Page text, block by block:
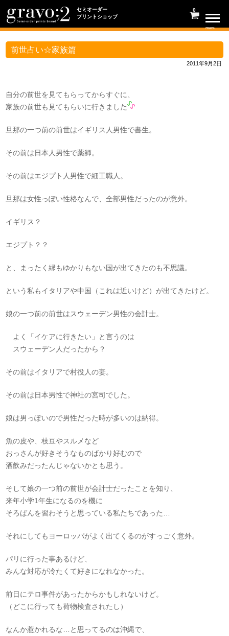
セミオーダー
プリントショップ
0
menu
前世占い☆家族篇
2011年9月2日
自分の前世を見てもらってからすぐに、
家族の前世も見てもらいに行きました
旦那の一つ前の前世はイギリス人男性で書生。
その前は日本人男性で薬師。
その前はエジプト人男性で細工職人。
旦那は女性っぽい性格なんで、全部男性だったのが意外。
イギリス？
エジプト？？
と、まったく縁もゆかりもない国が出てきたのも不思議。
という私もイタリアや中国（これは近いけど）が出てきたけど。
娘の一つ前の前世はスウェーデン男性の会計士。
よく「イケアに行きたい」と言うのは
スウェーデン人だったから？
その前はイタリアで村役人の妻。
その前は日本男性で神社の宮司でした。
娘は男っぽいので男性だった時が多いのは納得。
魚の皮や、枝豆やスルメなど
おっさんが好きそうなものばかり好むので
酒飲みだったんじゃないかとも思う。
そして娘の一つ前の前世が会計士だったことを知り、
来年小学1年生になるのを機に
そろばんを習わそうと思っている私たちであった…
それにしてもヨーロッパがよく出てくるのがすっごく意外。
パリに行った事あるけど、
みんな対応が冷たくて好きになれなかった。
前日にテロ事件があったからかもしれないけど。
（どこに行っても荷物検査されたし）
なんか惹かれるな…と思ってるのは沖縄で、